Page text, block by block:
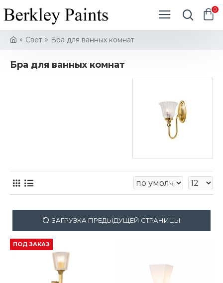
0
Свет Бра для ванных комнат
Бра для ванных комнат
ЗАГРУЗКА ПРЕДЫДУЩЕЙ СТРАНИЦЫ
ПОД ЗАКАЗ